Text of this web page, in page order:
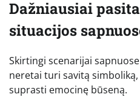
Dažniausiai
situacijos
Skirtingi scenarijai
neretai turi savitą
suprasti emocinę būseną.